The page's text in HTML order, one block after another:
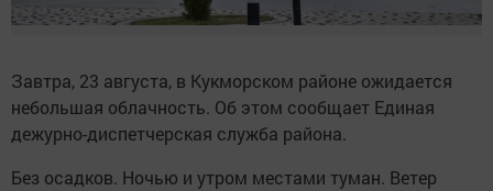
Завтра, 23 августа, в Кукморском районе ожидается
небольшая облачность. Об этом сообщает Единая
дежурно-диспетчерская служба района.
Без осадков. Ночью и утром местами туман. Ветер